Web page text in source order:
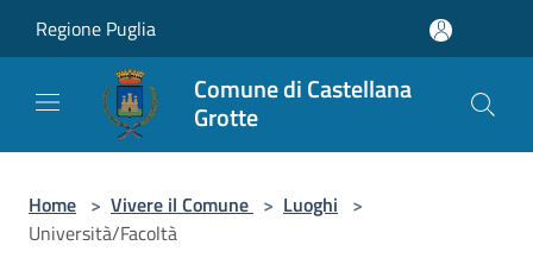
Regione Puglia
Comune di Castellana
Grotte
Home > Vivere il Comune > Luoghi >
Università/Facoltà